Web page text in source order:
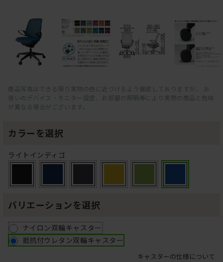
商品写真はできる限り実物の色に近づけるよう徹底しておりますが、 お
使いのデバイス・モニター設定、お部屋の照明等により実際の商品と色味
が異なる場合がございます。
カラーを選択
ライトインディゴ
バリエーションを選択
ナイロン双輪キャスター
抵抗付ウレタン双輪キャスター
キャスターの仕様について